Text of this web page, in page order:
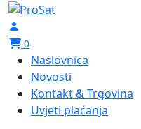
0
Naslovnica
Novosti
Kontakt & Trgovina
Uvjeti plaćanja